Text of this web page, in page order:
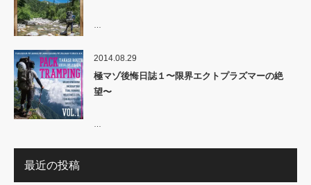
2014.08.29
極マゾ後悔日誌１〜限界エクトプラズマーの絶
望〜
最近の投稿